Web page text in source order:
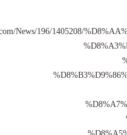
News/196/1405208/